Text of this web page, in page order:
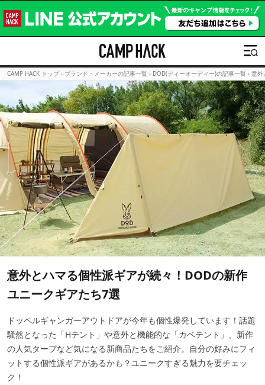
CAMP HACK トップ › ブランド・メーカーの記事一覧 › DOD(ディーオーディー)の記事一覧 › 意外
意外とハマる個性派ギアが続々！DODの新作
ユニークギアたち7選
ドッペルギャンガーアウトドアが今年も個性爆発しています！話題
騒然となった「Hテント」や意外と機能的な「カベテント」、新作
の人気タープなど気になる新商品たちをご紹介。自分の好みにフィ
ットする個性派ギアがあるかも？ユニークすぎる魅力を要チェッ
ク！